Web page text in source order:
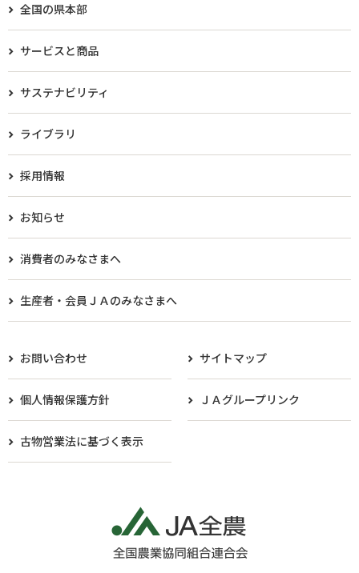
全国の県本部
サービスと商品
サステナビリティ
ライブラリ
採用情報
お知らせ
消費者のみなさまへ
生産者・会員ＪＡのみなさまへ​
お問い合わせ サイトマップ
個人情報保護方針 ＪＡグループリンク
古物営業法に基づく表示